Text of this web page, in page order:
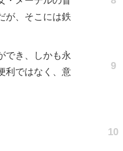
が、そこには鉄
でき、しかも永
利ではなく、意